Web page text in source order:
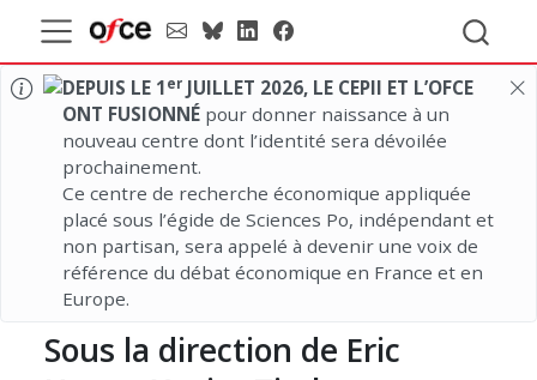
DEPUIS LE 1 erJUILLET 2026, LE CEPII ET L’OFCE
ONT FUSIONNÉpour donner naissance à un
nouveau centre dont l’identité sera dévoilée
prochainement.
Ce centre de recherche économique appliquée
placé sous l’égide de Sciences Po, indépendant et
non partisan, sera appelé à devenir une voix de
référence du débat économique en France et en
Europe.
Sous la direction de Eric